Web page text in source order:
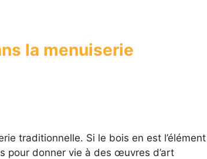
la menuiserie
traditionnelle. Si le bois en est l’élément
pour donner vie à des œuvres d’art